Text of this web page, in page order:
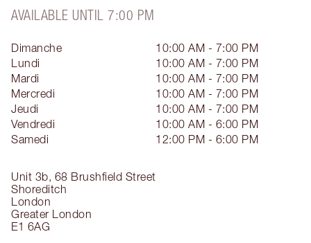
AVAILABLE UNTIL 7:00 PM
Unit 3b, 68 Brushfield Street
Shoreditch
London
Greater London
E1 6AG
Dimanche
10:00 AM - 7:00 PM
Lundi
10:00 AM - 7:00 PM
Mardi
10:00 AM - 7:00 PM
Mercredi
10:00 AM - 7:00 PM
Jeudi
10:00 AM - 7:00 PM
Vendredi
10:00 AM - 6:00 PM
Samedi
12:00 PM - 6:00 PM